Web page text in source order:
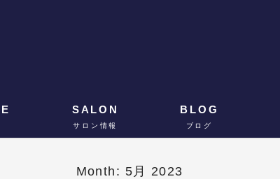
SALON
サロン情報
BLOG
ブログ
Month: 5月 2023